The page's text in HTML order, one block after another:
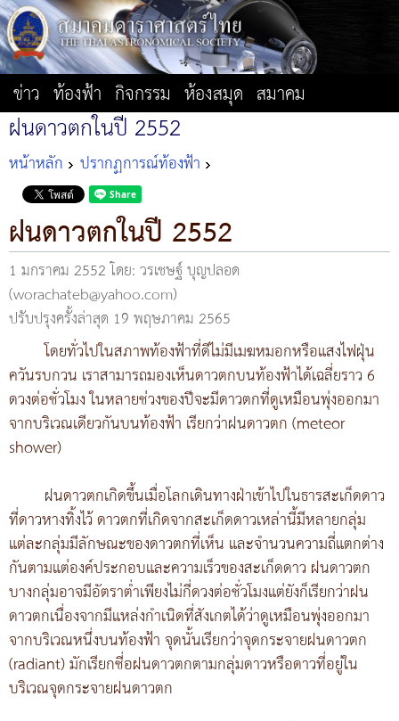
ข่าว ท้องฟ้า กิจกรรม ห้องสมุด สมาคม
ฝนดาวตกในปี 2552
หน้าหลัก ปรากฏการณ์ท้องฟ้า
ฝนดาวตกในปี 2552
1 มกราคม 2552โดย: วรเชษฐ์ บุญปลอด
(worachateb@yahoo.com)
ปรับปรุงครั้งล่าสุด 19 พฤษภาคม 2565
โดยทั่วไปในสภาพท้องฟ้าที่ดีไม่มีเมฆหมอกหรือแสงไฟฝุ่น
ควันรบกวน เราสามารถมองเห็นดาวตกบนท้องฟ้าได้เฉลี่ยราว 6
ดวงต่อชั่วโมง ในหลายช่วงของปีจะมีดาวตกที่ดูเหมือนพุ่งออกมา
จากบริเวณเดียวกันบนท้องฟ้า เรียกว่าฝนดาวตก (meteor
shower)
ฝนดาวตกเกิดขึ้นเมื่อโลกเดินทางฝ่าเข้าไปในธารสะเก็ดดาว
ที่ดาวหางทิ้งไว้ ดาวตกที่เกิดจากสะเก็ดดาวเหล่านี้มีหลายกลุ่ม
แต่ละกลุ่มมีลักษณะของดาวตกที่เห็น และจำนวนความถี่แตกต่าง
กันตามแต่องค์ประกอบและความเร็วของสะเก็ดดาว ฝนดาวตก
บางกลุ่มอาจมีอัตราต่ำเพียงไม่กี่ดวงต่อชั่วโมงแต่ยังก็เรียกว่าฝน
ดาวตกเนื่องจากมีแหล่งกำเนิดที่สังเกตได้ว่าดูเหมือนพุ่งออกมา
จากบริเวณหนึ่งบนท้องฟ้า จุดนั้นเรียกว่าจุดกระจายฝนดาวตก
(radiant) มักเรียกชี่อฝนดาวตกตามกลุ่มดาวหรือดาวที่อยู่ใน
บริเวณจุดกระจายฝนดาวตก